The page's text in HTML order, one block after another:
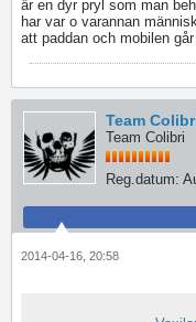
är en dyr pryl som man
har var o varannan
att paddan och mobilen
Team
Team Colibri
Reg.datum:
2014-04-16, 20:58